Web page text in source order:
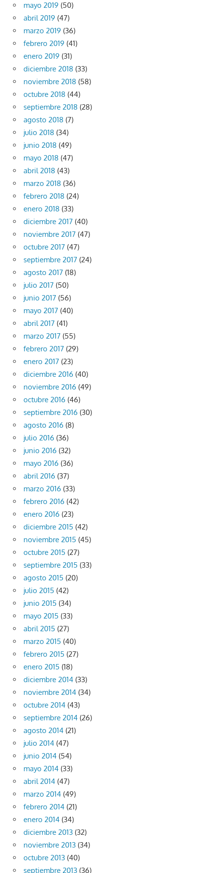
mayo 2019 (50)
abril 2019 (47)
marzo 2019 (36)
febrero 2019 (41)
enero 2019 (31)
diciembre 2018 (33)
noviembre 2018 (58)
octubre 2018 (44)
septiembre 2018 (28)
agosto 2018 (7)
julio 2018 (34)
junio 2018 (49)
mayo 2018 (47)
abril 2018 (43)
marzo 2018 (36)
febrero 2018 (24)
enero 2018 (33)
diciembre 2017 (40)
noviembre 2017 (47)
octubre 2017 (47)
septiembre 2017 (24)
agosto 2017 (18)
julio 2017 (50)
junio 2017 (56)
mayo 2017 (40)
abril 2017 (41)
marzo 2017 (55)
febrero 2017 (29)
enero 2017 (23)
diciembre 2016 (40)
noviembre 2016 (49)
octubre 2016 (46)
septiembre 2016 (30)
agosto 2016 (8)
julio 2016 (36)
junio 2016 (32)
mayo 2016 (36)
abril 2016 (37)
marzo 2016 (33)
febrero 2016 (42)
enero 2016 (23)
diciembre 2015 (42)
noviembre 2015 (45)
octubre 2015 (27)
septiembre 2015 (33)
agosto 2015 (20)
julio 2015 (42)
junio 2015 (34)
mayo 2015 (33)
abril 2015 (27)
marzo 2015 (40)
febrero 2015 (27)
enero 2015 (18)
diciembre 2014 (33)
noviembre 2014 (34)
octubre 2014 (43)
septiembre 2014 (26)
agosto 2014 (21)
julio 2014 (47)
junio 2014 (54)
mayo 2014 (33)
abril 2014 (47)
marzo 2014 (49)
febrero 2014 (21)
enero 2014 (34)
diciembre 2013 (32)
noviembre 2013 (34)
octubre 2013 (40)
septiembre 2013 (36)